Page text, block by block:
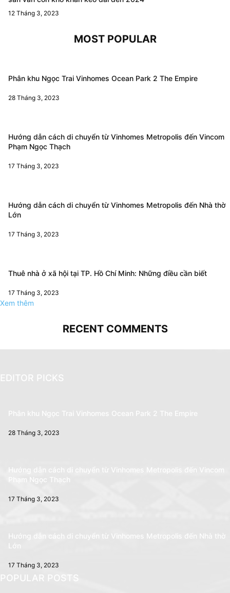
12 Tháng 3, 2023
MOST POPULAR
Phân khu Ngọc Trai Vinhomes Ocean Park 2 The Empire
28 Tháng 3, 2023
Hướng dẫn cách di chuyển từ Vinhomes Metropolis đến Vincom
Phạm Ngọc Thạch
17 Tháng 3, 2023
Hướng dẫn cách di chuyển từ Vinhomes Metropolis đến Nhà thờ
Lớn
17 Tháng 3, 2023
Thuê nhà ở xã hội tại TP. Hồ Chí Minh: Những điều cần biết
17 Tháng 3, 2023
Xem thêm
RECENT COMMENTS
EDITOR PICKS
Phân khu Ngọc Trai Vinhomes Ocean Park 2 The Empire
28 Tháng 3, 2023
Hướng dẫn cách di chuyển từ Vinhomes Metropolis đến Vincom
Phạm Ngọc Thạch
17 Tháng 3, 2023
Hướng dẫn cách di chuyển từ Vinhomes Metropolis đến Nhà thờ
Lớn
17 Tháng 3, 2023
POPULAR POSTS